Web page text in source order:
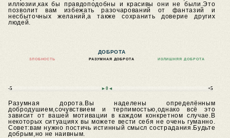
иллюзии,как бы правдоподобны и красивы они не были.Это
позволит вам избежать разочарований от фантазий и
несбыточных желаний,а также сохранить доверие других
людей.
ДОБРОТА
ЗЛОБНОСТЬ РАЗУМНАЯ ДОБРОТА ИЗЛИШНЯЯ ДОБРОТА
-5 ►0◄ +5
Разумная дорота.Вы наделены определённым
добродушием,сочувствием и терпимостью,однако всё это
зависит от вашей мотивации в каждом конкретном случае.В
некоторых ситуациях вы можете вести себя не очень гуманно.
Совет:вам нужно постичь истинный смысл сострадания.Будьте
добрым,но не наивным.